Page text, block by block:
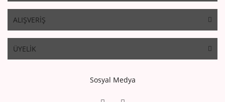
ALIŞVERİŞ
ÜYELİK
Sosyal Medya